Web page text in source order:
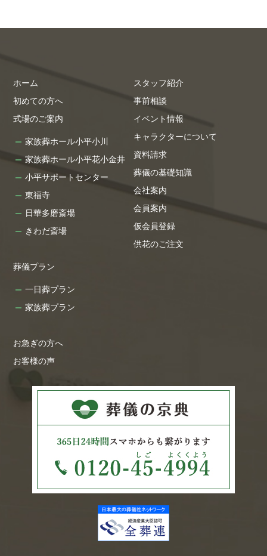
ホーム
初めての方へ
式場のご案内
家族葬ホール小平小川
家族葬ホール小平花小金井
小平サポートセンター
東福寺
日華多磨斎場
きわだ斎場
葬儀プラン
一日葬プラン
家族葬プラン
お急ぎの方へ
お客様の声
スタッフ紹介
事前相談
イベント情報
キャラクターについて
資料請求
葬儀の基礎知識
会社案内
会員案内
仮会員登録
供花のご注文